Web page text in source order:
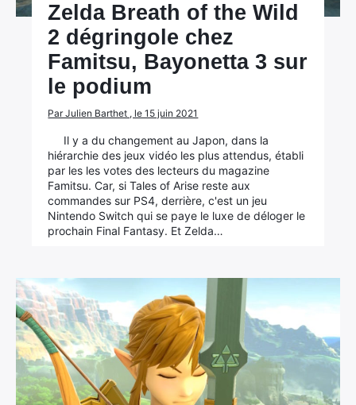
Zelda Breath of the Wild
2 dégringole chez
Famitsu, Bayonetta 3 sur
le podium
Par Julien Barthet , le 15 juin 2021
Il y a du changement au Japon, dans la
hiérarchie des jeux vidéo les plus attendus, établi
par les les votes des lecteurs du magazine
Famitsu. Car, si Tales of Arise reste aux
commandes sur PS4, derrière, c'est un jeu
Nintendo Switch qui se paye le luxe de déloger le
prochain Final Fantasy. Et Zelda…